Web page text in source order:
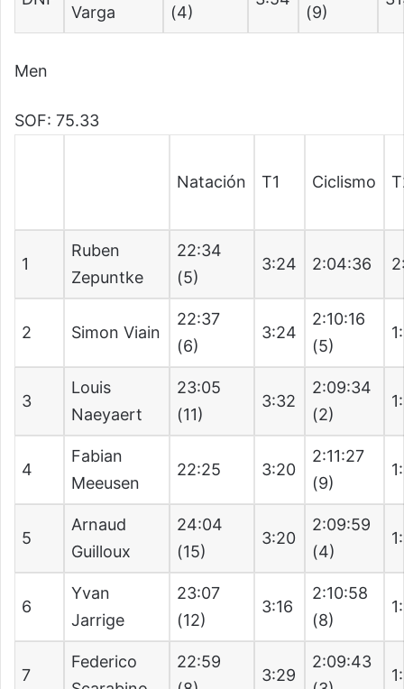
Varga
(4)
(9)
Men
SOF: 75.33
Natación T1 Ciclismo
1
Ruben
Zepuntke
22:34
(5)
3:24 2:04:36
2 Simon Viain
22:37
(6)
3:24
2:10:16
(5)
3
Louis
Naeyaert
23:05
(11)
3:32
2:09:34
(2)
4
Fabian
Meeusen
22:25 3:20
2:11:27
(9)
5
Arnaud
Guilloux
24:04
(15)
3:20
2:09:59
(4)
6
Yvan
Jarrige
23:07
(12)
3:16
2:10:58
(8)
7
Federico
22:59
3:29
2:09:43